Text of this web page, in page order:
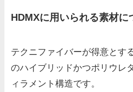
HDMXに用いられる素材に
テクニファイバーが得意とす
のハイブリッドかつポリウレ
ィラメント構造です。